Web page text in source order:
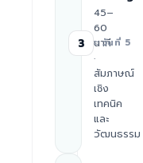
3
45–
60
นาที
·
สัมภาษณ์
เชิง
เทคนิค
และ
วัฒนธรรม
≈ วันที่ 5